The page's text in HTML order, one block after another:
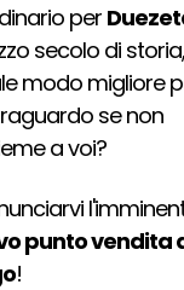
per
secolo di storia,
modo migliore
se non
a voi?
punto vendita
!